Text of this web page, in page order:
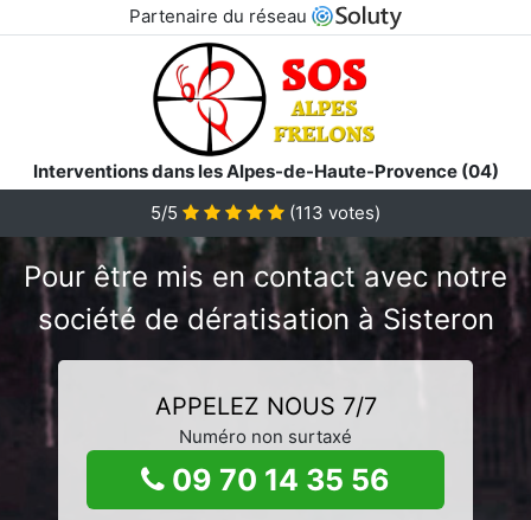
Partenaire du réseau
Interventions dans les Alpes-de-Haute-Provence (04)
5/5
(113 votes)
Pour être mis en contact avec notre
société de dératisation à Sisteron
APPELEZ NOUS 7/7
Numéro non surtaxé
09 70 14 35 56